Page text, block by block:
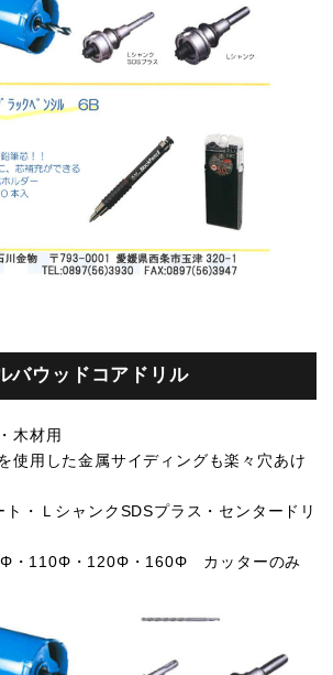
バウッドコアドリル
木材用
使用した金属サイディングも楽々穴あけ
・ＬシャンクSDSプラス・センタードリ
・110Φ・120Φ・160Φ カッターのみ